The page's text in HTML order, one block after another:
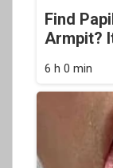
Find
Armpit?
6 h 0 min